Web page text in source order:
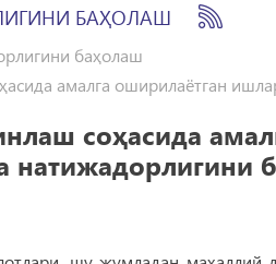
БАҲОЛАШ
баҳолаш
амалга оширилаётган
соҳасида
натижадорлигини